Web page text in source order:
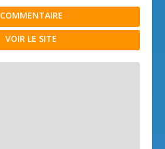
COMMENTAIRE
VOIR LE SITE